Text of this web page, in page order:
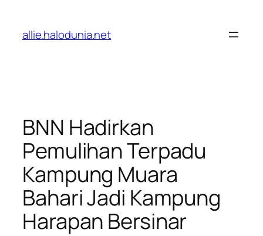
konten
allie.halodunia.net
BNN Hadirkan
Pemulihan Terpadu
Kampung Muara
Bahari Jadi Kampung
Harapan Bersinar